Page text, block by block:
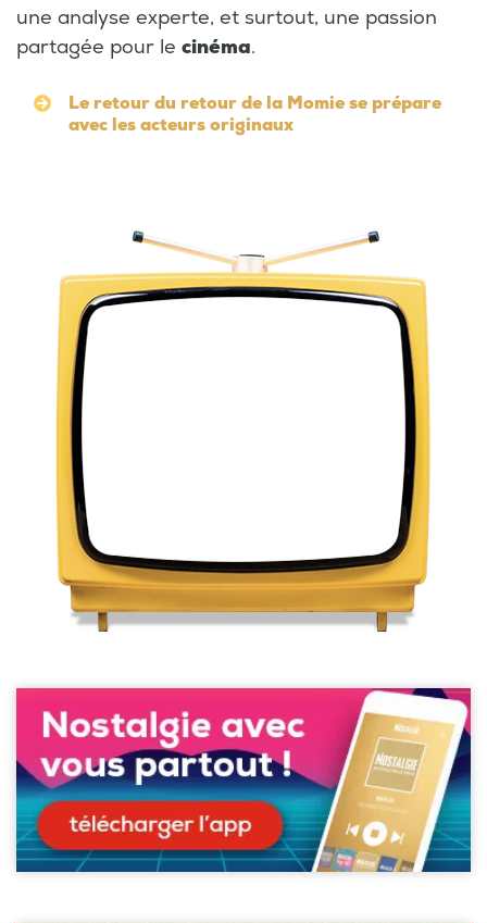
une analyse experte, et surtout, une passion
partagée pour le cinéma.
Le retour du retour de la Momie se prépare
avec les acteurs originaux